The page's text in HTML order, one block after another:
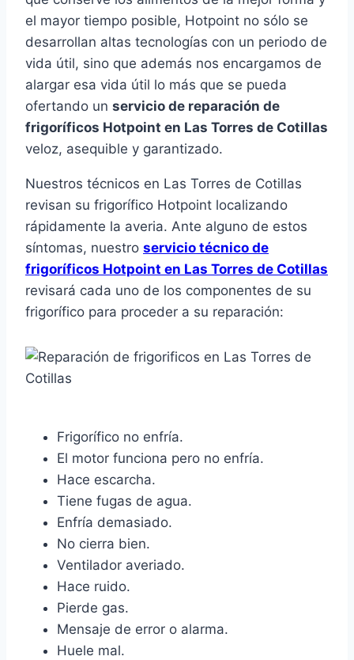
el mayor tiempo posible, Hotpoint no sólo se
desarrollan altas tecnologías con un periodo de
vida útil, sino que además nos encargamos de
alargar esa vida útil lo más que se pueda
ofertando un servicio de reparación de
frigoríficos Hotpoint en Las Torres de Cotillas
veloz, asequible y garantizado.
Nuestros técnicos en Las Torres de Cotillas
revisan su frigorífico Hotpoint localizando
rápidamente la averia. Ante alguno de estos
síntomas, nuestro servicio técnico de
frigoríficos Hotpoint en Las Torres de Cotillas
revisará cada uno de los componentes de su
frigorífico para proceder a su reparación:
Frigorífico no enfría.
El motor funciona pero no enfría.
Hace escarcha.
Tiene fugas de agua.
Enfría demasiado.
No cierra bien.
Ventilador averiado.
Hace ruido.
Pierde gas.
Mensaje de error o alarma.
Huele mal.